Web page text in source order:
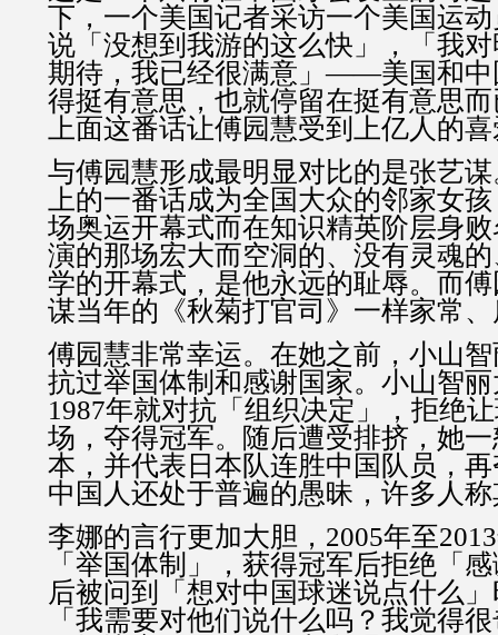
下，一个美国记者采访一个美国运
说「没想到我游的这么快」，「我
期待，我已经很满意」——美国和中
得挺有意思，也就停留在挺有意思
上面这番话让傅园慧受到上亿人的
与傅园慧形成最明显对比的是张艺
上的一番话成为全国大众的邻家女
场奥运开幕式而在知识精英阶层身
演的那场宏大而空洞的、没有灵魂
学的开幕式，是他永远的耻辱。而
谋当年的《秋菊打官司》一样家常
傅园慧非常幸运。在她之前，小山
抗过举国体制和感谢国家。小山智
1987年就对抗「组织决定」，拒绝
场，夺得冠军。随后遭受排挤，她
本，并代表日本队连胜中国队员，
中国人还处于普遍的愚昧，许多人
李娜的言行更加大胆，2005年至
「举国体制」，获得冠军后拒绝「
后被问到「想对中国球迷说点什么
「我需要对他们说什么吗？我觉得